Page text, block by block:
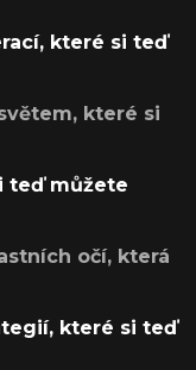
které si teď
které si
teď můžete
očí, která
které si teď